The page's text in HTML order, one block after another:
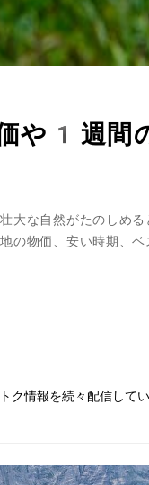
や1週間
壮大な自然がたのし
の物価、安い時期、
情報を続々配信して